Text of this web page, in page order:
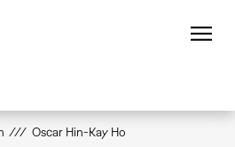
Oscar Hin-Kay Ho